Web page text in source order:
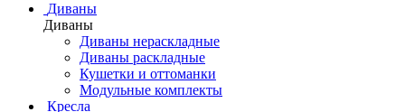
Диваны
Диваны
Диваны нераскладные
Диваны раскладные
Кушетки и оттоманки
Модульные комплекты
Кресла